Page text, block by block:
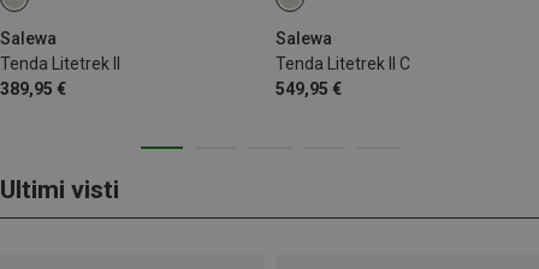
Salewa
Tenda Litetrek II
389,95 €
Salewa
Tenda Litetrek II C
549,95 €
Ultimi visti